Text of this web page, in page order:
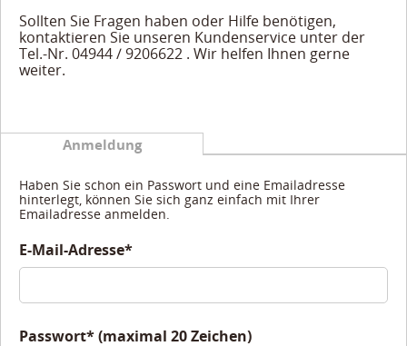
Anmeldung
Haben Sie schon ein Passwort und eine Emailadresse
hinterlegt, können Sie sich ganz einfach mit Ihrer
Emailadresse anmelden.
E-Mail-Adresse*
Passwort* (maximal 20 Zeichen)
Sollten Sie Fragen haben oder Hilfe benötigen,
kontaktieren Sie unseren Kundenservice unter der
Tel.-Nr. 04944 / 9206622 . Wir helfen Ihnen gerne
weiter.